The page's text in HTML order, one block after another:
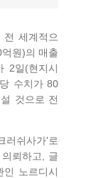
전 세계적으
원)의 매출
2일(현지시
수치가 80
것으로 전
러쉬사가'로
뢰하고, 글
인 노르디시